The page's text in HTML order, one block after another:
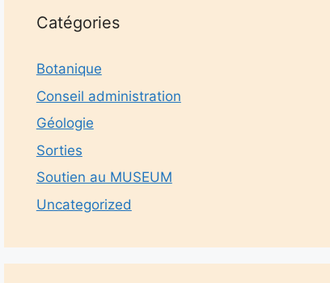
Catégories
Botanique
Conseil administration
Géologie
Sorties
Soutien au MUSEUM
Uncategorized